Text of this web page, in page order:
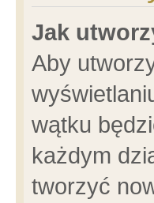
Jak
Aby
wątku
każdym
tworzyć